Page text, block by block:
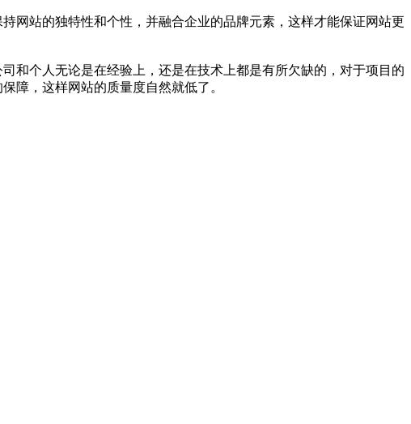
网站的独特性和个性，并融合企业的品牌元素，这样才能保证网站更
和个人无论是在经验上，还是在技术上都是有所欠缺的，对于项目的
障，这样网站的质量度自然就低了。